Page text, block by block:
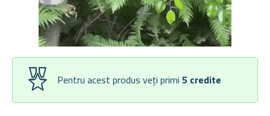
Pentru acest produs veți primi 5 credite